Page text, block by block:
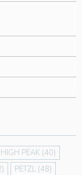
HIGH PEAK (40)
PETZL (48)